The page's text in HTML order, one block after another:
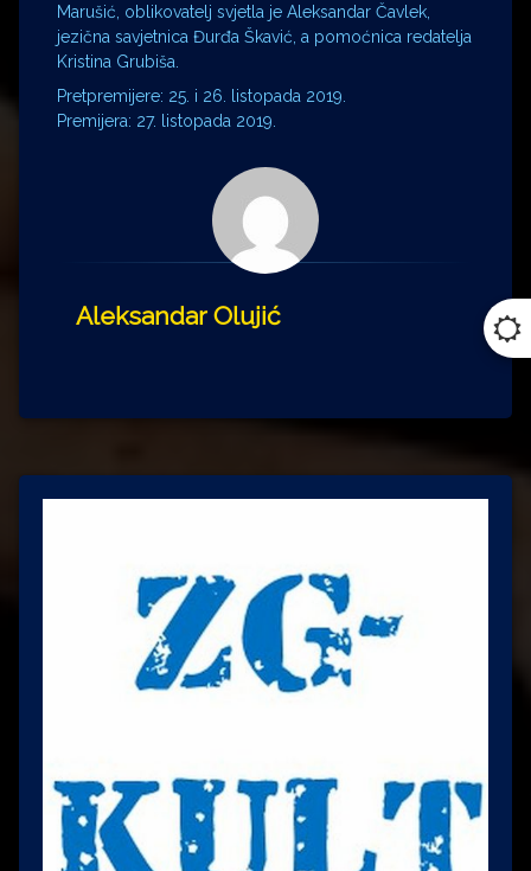
Marušić, oblikovatelj svjetla je Aleksandar Čavlek,
jezična savjetnica Đurđa Škavić, a pomoćnica redatelja
Kristina Grubiša.
Pretpremijere: 25. i 26. listopada 2019.
Premijera: 27. listopada 2019.
Aleksandar Olujić